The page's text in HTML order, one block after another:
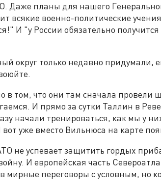
Даже планы для нашего
всякие военно-политические
И "у России обязательно получится
округ только недавно придумали,
в том, что они там сначала провели
И прямо за сутки Таллин в
начали тренироваться, как мы у
уже вместо Вильнюса на карте
не успевает защитить гордых
И европейская часть
мирные переговоры с условным, но